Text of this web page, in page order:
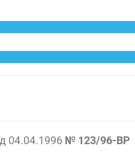
04.04.1996 № 123/96-ВР